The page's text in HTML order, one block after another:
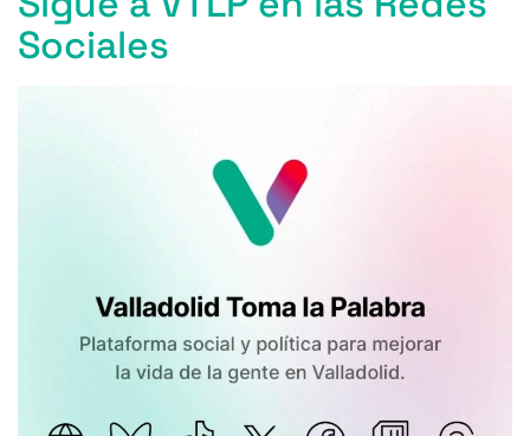
Sociales